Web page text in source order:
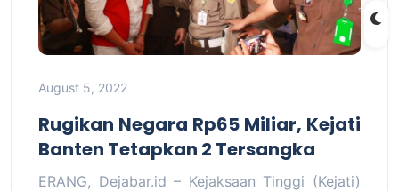
August 5, 2022
Rugikan Negara Rp65 Miliar, Kejati
Banten Tetapkan 2 Tersangka
ERANG, Dejabar.id – Kejaksaan Tinggi (Kejati)